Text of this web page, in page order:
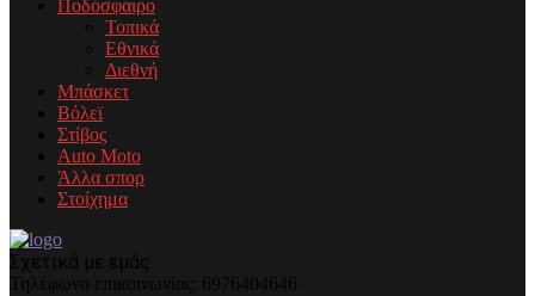
Ποδόσφαιρο
Τοπικά
Εθνικά
Διεθνή
Μπάσκετ
Βόλεϊ
Στίβος
Auto Moto
Άλλα σπορ
Στοίχημα
Σχετικά με εμάς
Τηλέφωνo επικοινωνίας: 6976404646